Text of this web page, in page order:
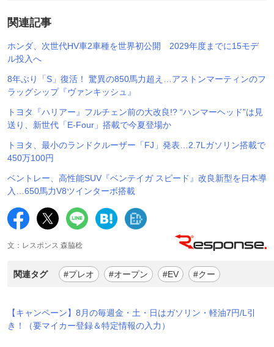
関連記事
ホンダ、次世代HV車2車種を世界初公開 2029年度までに15モデ
ル投入へ
8年ぶり「S」復活！ 驚異の850馬力超え…アストンマーティンのフ
ラッグシップ『ヴァンキッシュ』
トヨタ『ハリアー』フルチェン前の大改良!? “ハンマーヘッド”は見
送り、新世代「E-Four」搭載で今夏登場か
トヨタ、最小のランドクルーザー「FJ」発表…2.7Lガソリン搭載で
450万100円
ベントレー、高性能SUV『ベンテイガ スピード』改良新型を日本導
入…650馬力V8ツインターボ搭載
文：レスポンス 森脇稔
関連タグ #プレオ #オープン #EV #クー
【キャンペーン】8月の毎週金・土・日はガソリン・軽油7円/L引
き！（要マイカー登録＆特定情報の入力）